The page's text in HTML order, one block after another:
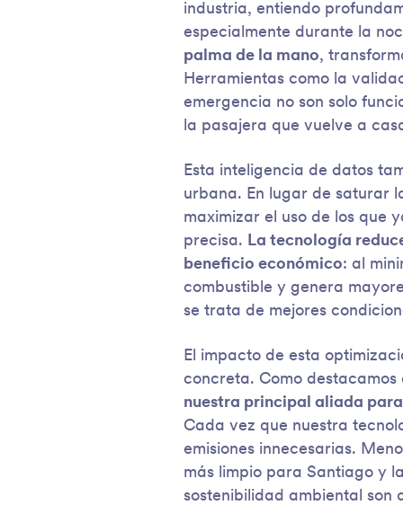
industria, entiendo
especialmente durante la
palma de la mano,
Herramientas como la
emergencia no son solo
la pasajera que vuelve a
Esta inteligencia de datos
urbana. En lugar de saturar
maximizar el uso de los que
precisa. La tecnología
beneficio económico: al
combustible y genera
se trata de mejores
El impacto de esta
concreta. Como
nuestra principal aliada
Cada vez que nuestra
emisiones innecesarias.
más limpio para Santiago y
sostenibilidad ambiental son